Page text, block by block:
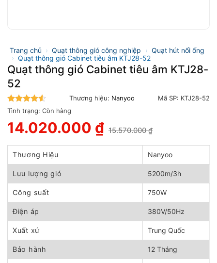
Trang chủ › Quạt thông gió công nghiệp › Quạt hút nối ống
› Quạt thông gió Cabinet tiêu âm KTJ28-52
Quạt thông gió Cabinet tiêu âm KTJ28-
52
4.5trên 5
Thương hiệu: Nanyoo Mã SP: KTJ28-52
Tình trạng: Còn hàng
15.570.000₫
gốc
là:
15.570.000 ₫.
14.020.000 ₫
hiện
tại
14.020.000 ₫.
Thương Hiệu Nanyoo
Lưu lượng gió 5200m/3h
Công suất 750W
Điện áp 380V/50Hz
Xuất xứ Trung Quốc
Bảo hành 12 Tháng